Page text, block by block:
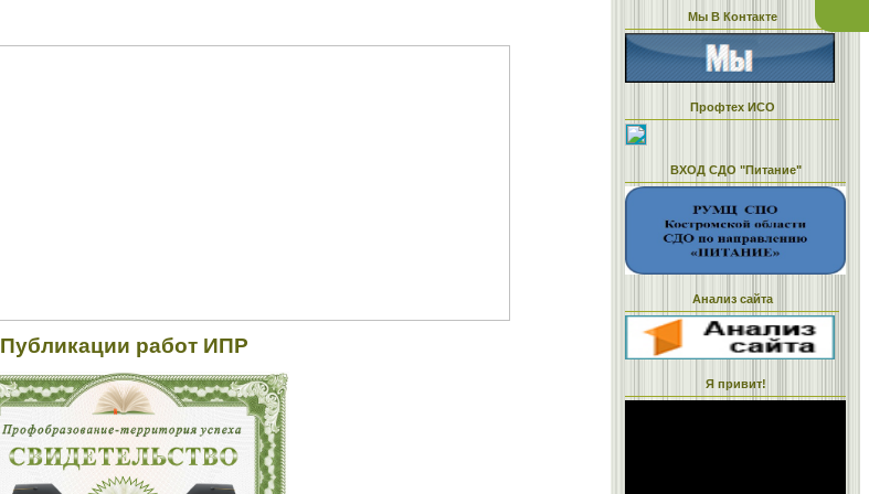
Публикации работ ИПР
Мы В Контакте
Профтех ИСО
ВХОД СДО "Питание"
Анализ сайта
Я привит!